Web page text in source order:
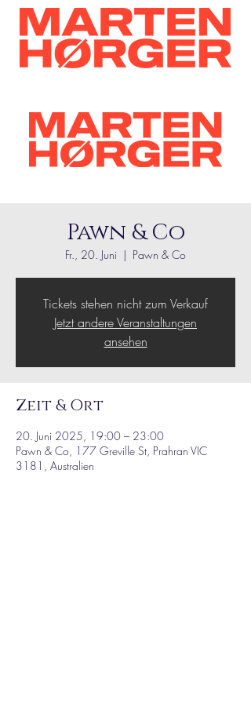
Pawn & Co
Fr., 20. Juni
  |
Pawn & Co
Tickets stehen nicht zum Verkauf
Jetzt andere Veranstaltungen
ansehen
Zeit & Ort
20. Juni 2025, 19:00 – 23:00
Pawn & Co, 177 Greville St, Prahran VIC
3181, Australien